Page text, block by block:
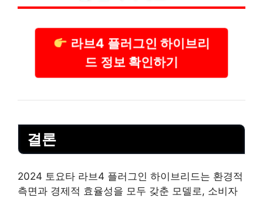
라브4 플러그인 하이브리
드 정보 확인하기
결론
2024 토요타 라브4 플러그인 하이브리드는 환경적
측면과 경제적 효율성을 모두 갖춘 모델로, 소비자